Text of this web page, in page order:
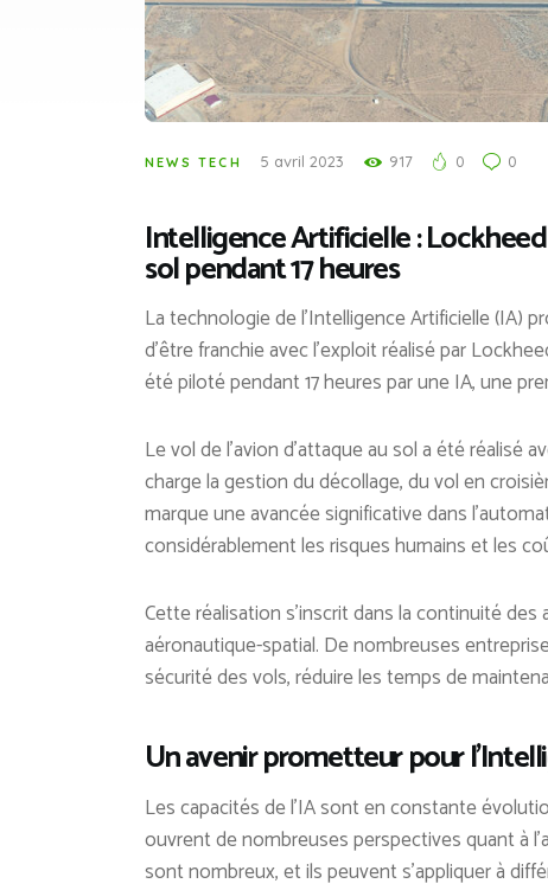
NEWS TECH 5 avril 2023 917 0 0
Intelligence Artificielle :
sol pendant 17 heures
La technologie de l’Intelligence Artificielle (IA)
d’être franchie avec l’exploit réalisé par
été piloté pendant 17 heures par une IA, une
Le vol de l’avion d’attaque au sol a été réalisé
charge la gestion du décollage, du vol en
marque une avancée significative dans
considérablement les risques humains et les
Cette réalisation s’inscrit dans la continuité
aéronautique-spatial. De nombreuses
sécurité des vols, réduire les temps de
Un avenir prometteur pour
Les capacités de l’IA sont en constante
ouvrent de nombreuses perspectives quant à
sont nombreux, et ils peuvent s’appliquer à